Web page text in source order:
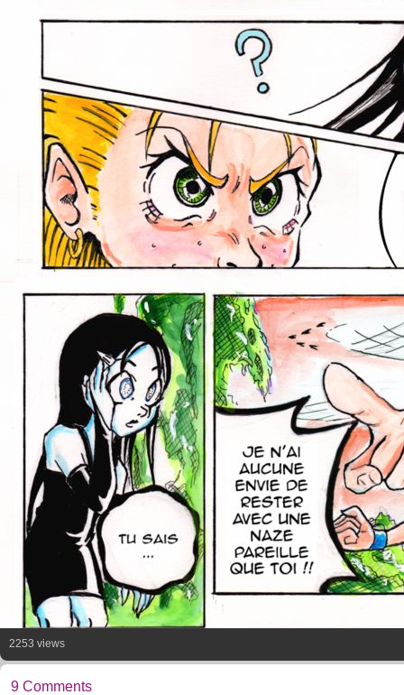
2253 views
9 Comments